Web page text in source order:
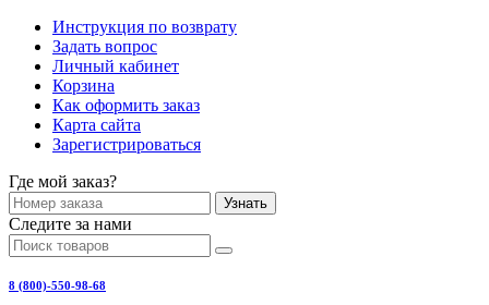
Инструкция по возврату
Задать вопрос
Личный кабинет
Корзина
Как оформить заказ
Карта сайта
Зарегистрироваться
Где мой заказ?
Узнать
Следите за нами
8 (800)-550-98-68